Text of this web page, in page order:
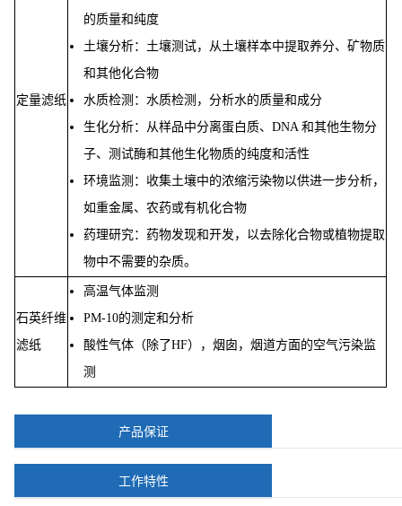
定量滤纸
的质量和纯度
土壤分析：土壤测试，从土壤样本中提取养分、矿物质
和其他化合物
水质检测：水质检测，分析水的质量和成分
生化分析：从样品中分离蛋白质、DNA 和其他生物分
子、测试酶和其他生化物质的纯度和活性
环境监测：收集土壤中的浓缩污染物以供进一步分析，
如重金属、农药或有机化合物
药理研究：药物发现和开发，以去除化合物或植物提取
物中不需要的杂质。
石英纤维
滤纸
高温气体监测
PM-10的测定和分析
酸性气体（除了HF），烟囱，烟道方面的空气污染监
测
产品保证
工作特性